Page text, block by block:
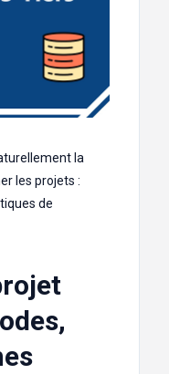
la
les projets :
de